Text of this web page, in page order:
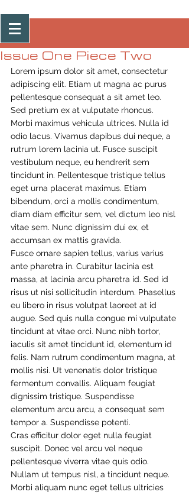
Post
Issue One Piece Two
Lorem ipsum dolor sit amet, consectetur
adipiscing elit. Etiam ut magna ac purus
pellentesque consequat a sit amet leo.
Sed pretium ex at vulputate rhoncus.
Morbi maximus vehicula ultrices. Nulla id
odio lacus. Vivamus dapibus dui neque, a
rutrum lorem lacinia ut. Fusce suscipit
vestibulum neque, eu hendrerit sem
tincidunt in. Pellentesque tristique tellus
eget urna placerat maximus. Etiam
bibendum, orci a mollis condimentum,
diam diam efficitur sem, vel dictum leo nisl
vitae sem. Nunc dignissim dui ex, et
accumsan ex mattis gravida.
Fusce ornare sapien tellus, varius varius
ante pharetra in. Curabitur lacinia est
massa, at lacinia arcu pharetra id. Sed id
risus ut nisi sollicitudin interdum. Phasellus
eu libero in risus volutpat laoreet at id
augue. Sed quis nulla congue mi vulputate
tincidunt at vitae orci. Nunc nibh tortor,
iaculis sit amet tincidunt id, elementum id
felis. Nam rutrum condimentum magna, at
mollis nisi. Ut venenatis dolor tristique
fermentum convallis. Aliquam feugiat
dignissim tristique. Suspendisse
elementum arcu arcu, a consequat sem
tempor a. Suspendisse potenti.
Cras efficitur dolor eget nulla feugiat
suscipit. Donec vel arcu vel neque
pellentesque viverra vitae quis odio.
Nullam ut tempus nisl, a tincidunt neque.
Morbi aliquam nunc eget tellus ultricies